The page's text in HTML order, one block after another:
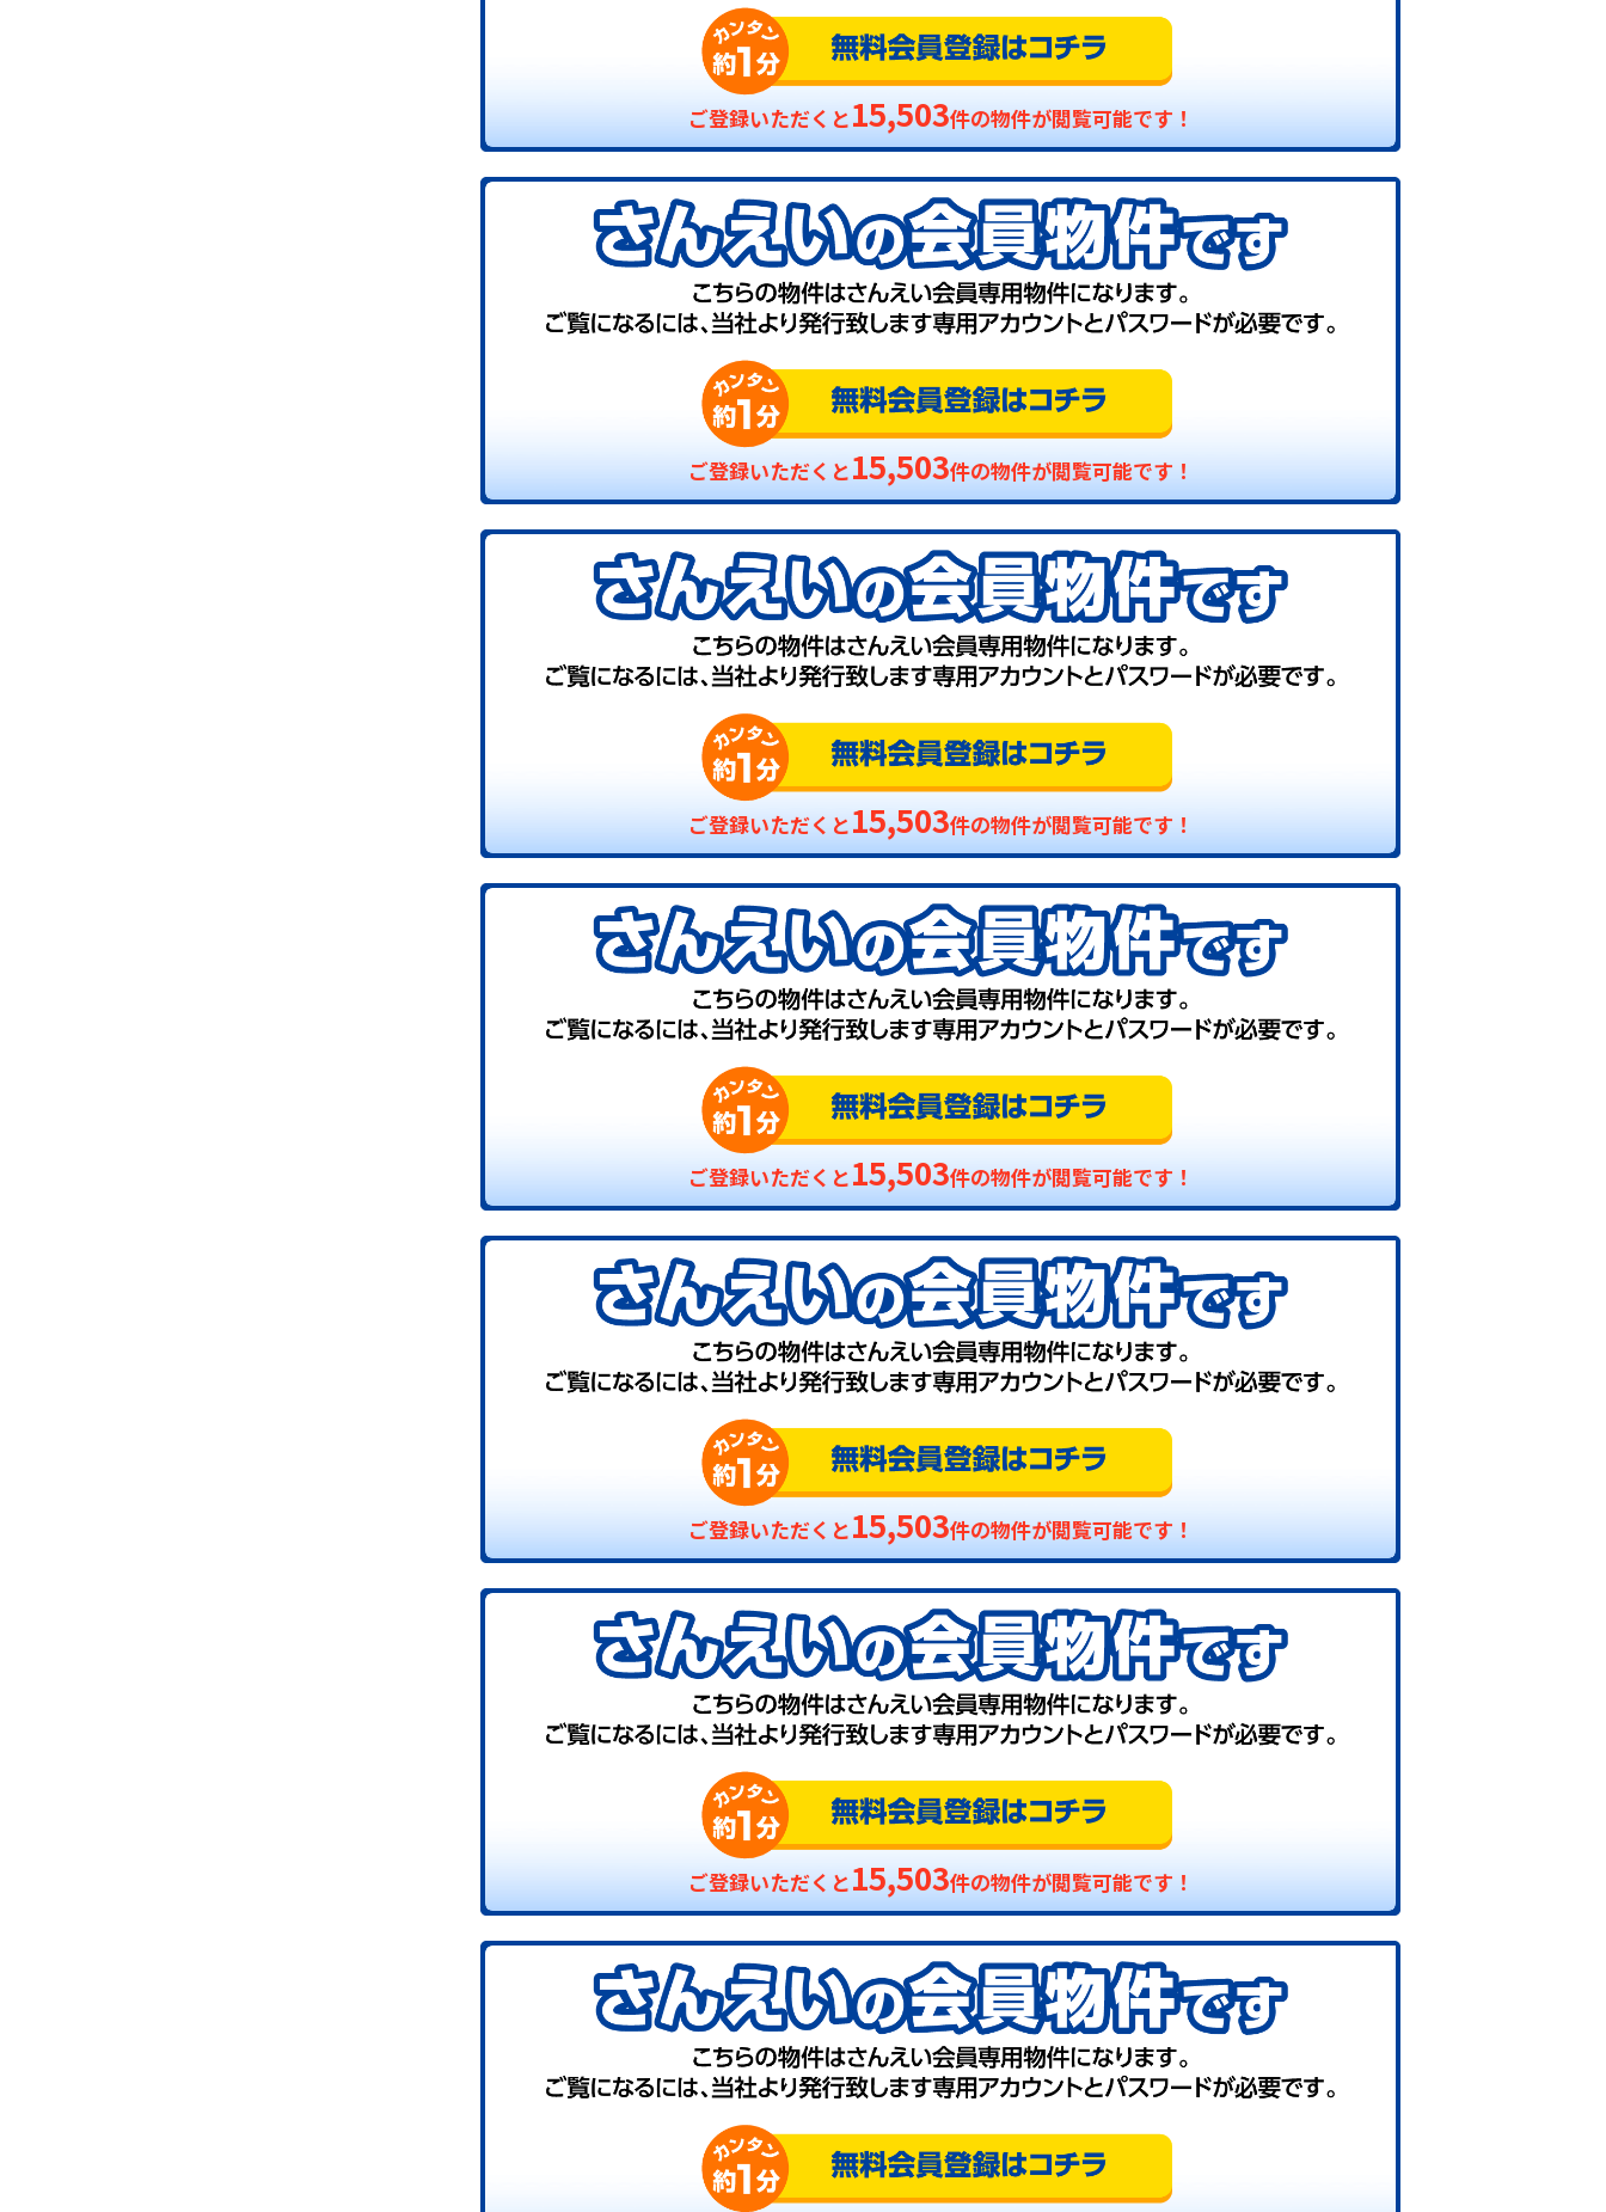
ご登録いただくと15,503件の物件が閲覧可能です！
ご登録いただくと15,503件の物件が閲覧可能です！
ご登録いただくと15,503件の物件が閲覧可能です！
ご登録いただくと15,503件の物件が閲覧可能です！
ご登録いただくと15,503件の物件が閲覧可能です！
ご登録いただくと15,503件の物件が閲覧可能です！